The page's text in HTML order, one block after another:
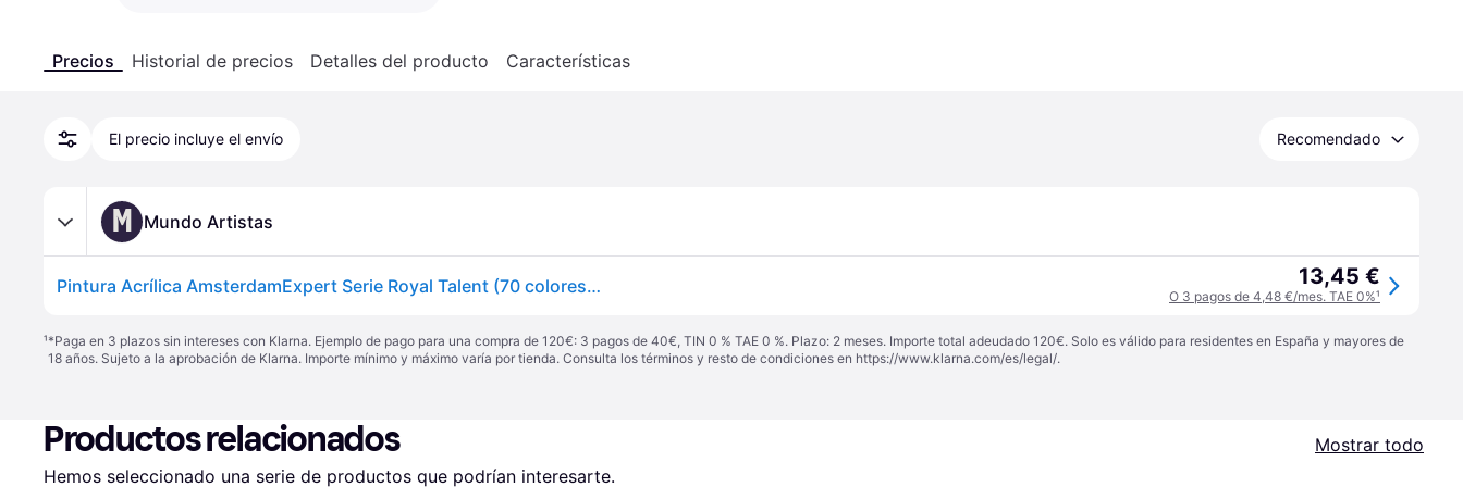
Precios Historial de precios Detalles del producto Características
El precio incluye el envío Recomendado
M Mundo Artistas
Pintura Acrílica AmsterdamExpert Serie Royal Talent (70 colores), 75 ml, Naranja transparente - PY128/PR207 13,45 €
O 3 pagos de 4,48 €/mes. TAE 0%¹
¹*Paga en 3 plazos sin intereses con Klarna. Ejemplo de pago para una compra de 120€: 3 pagos de 40€, TIN 0 % TAE 0 %. Plazo: 2 meses. Importe total adeudado 120€. Solo es válido para residentes en España y mayores de
18 años. Sujeto a la aprobación de Klarna. Importe mínimo y máximo varía por tienda. Consulta los términos y resto de condiciones en https://www.klarna.com/es/legal/.
Productos relacionados
Mostrar todo
Hemos seleccionado una serie de productos que podrían interesarte.